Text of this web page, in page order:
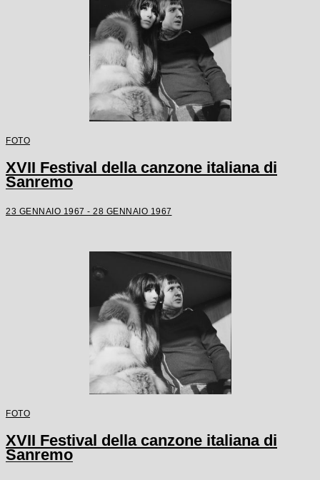
FOTO
XVII Festival della canzone italiana di
Sanremo
23 GENNAIO 1967 - 28 GENNAIO 1967
FOTO
XVII Festival della canzone italiana di
Sanremo